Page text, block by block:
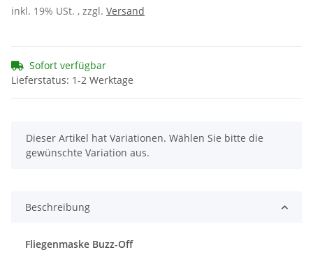
inkl. 19% USt. , zzgl. Versand
Sofort verfügbar
Lieferstatus: 1-2 Werktage
x
Dieser Artikel hat Variationen. Wählen Sie bitte die
gewünschte Variation aus.
Beschreibung
Fliegenmaske Buzz-Off